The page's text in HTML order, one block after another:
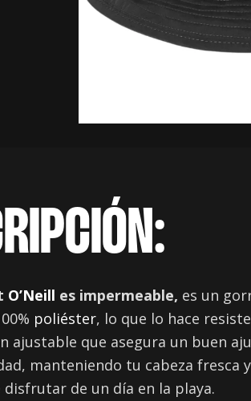
O’Neill es impermeable, es un
poliéster, lo que lo hace
ajustable que asegura un buen
manteniendo tu cabeza fresca
de un día en la playa.